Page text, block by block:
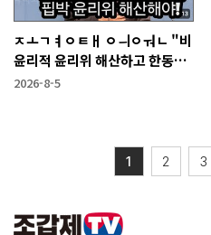
ㅈㅗㄱㅕㅇㅌㅐ ㅇㅢㅇㅝㄴ "비
윤리적 윤리위 해산하고 한동훈
복당 시켜야"
2026-8-5
1 2 3